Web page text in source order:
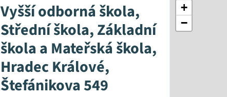
Vyšší odborná škola,
Střední škola, Základní
škola a Mateřská škola,
Hradec Králové,
Štefánikova 549
+
−